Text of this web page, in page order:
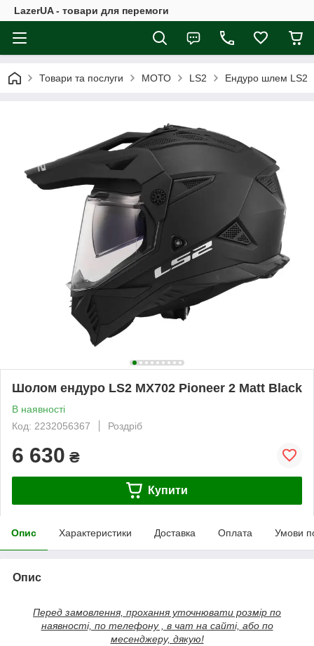
LazerUA - товари для перемоги
Товари та послуги МОТО LS2 Ендуро шлем LS2
Шолом ендуро LS2 MX702 Pioneer 2 Matt Black
В наявності
Код: 2232056367
Роздріб
6 630 ₴
Купити
Опис Характеристики Доставка Оплата Умови
Опис
Перед замовлення, прохання уточнювати розмір по
наявності, по телефону , в чат на сайті, або по
месенджеру, дякую!